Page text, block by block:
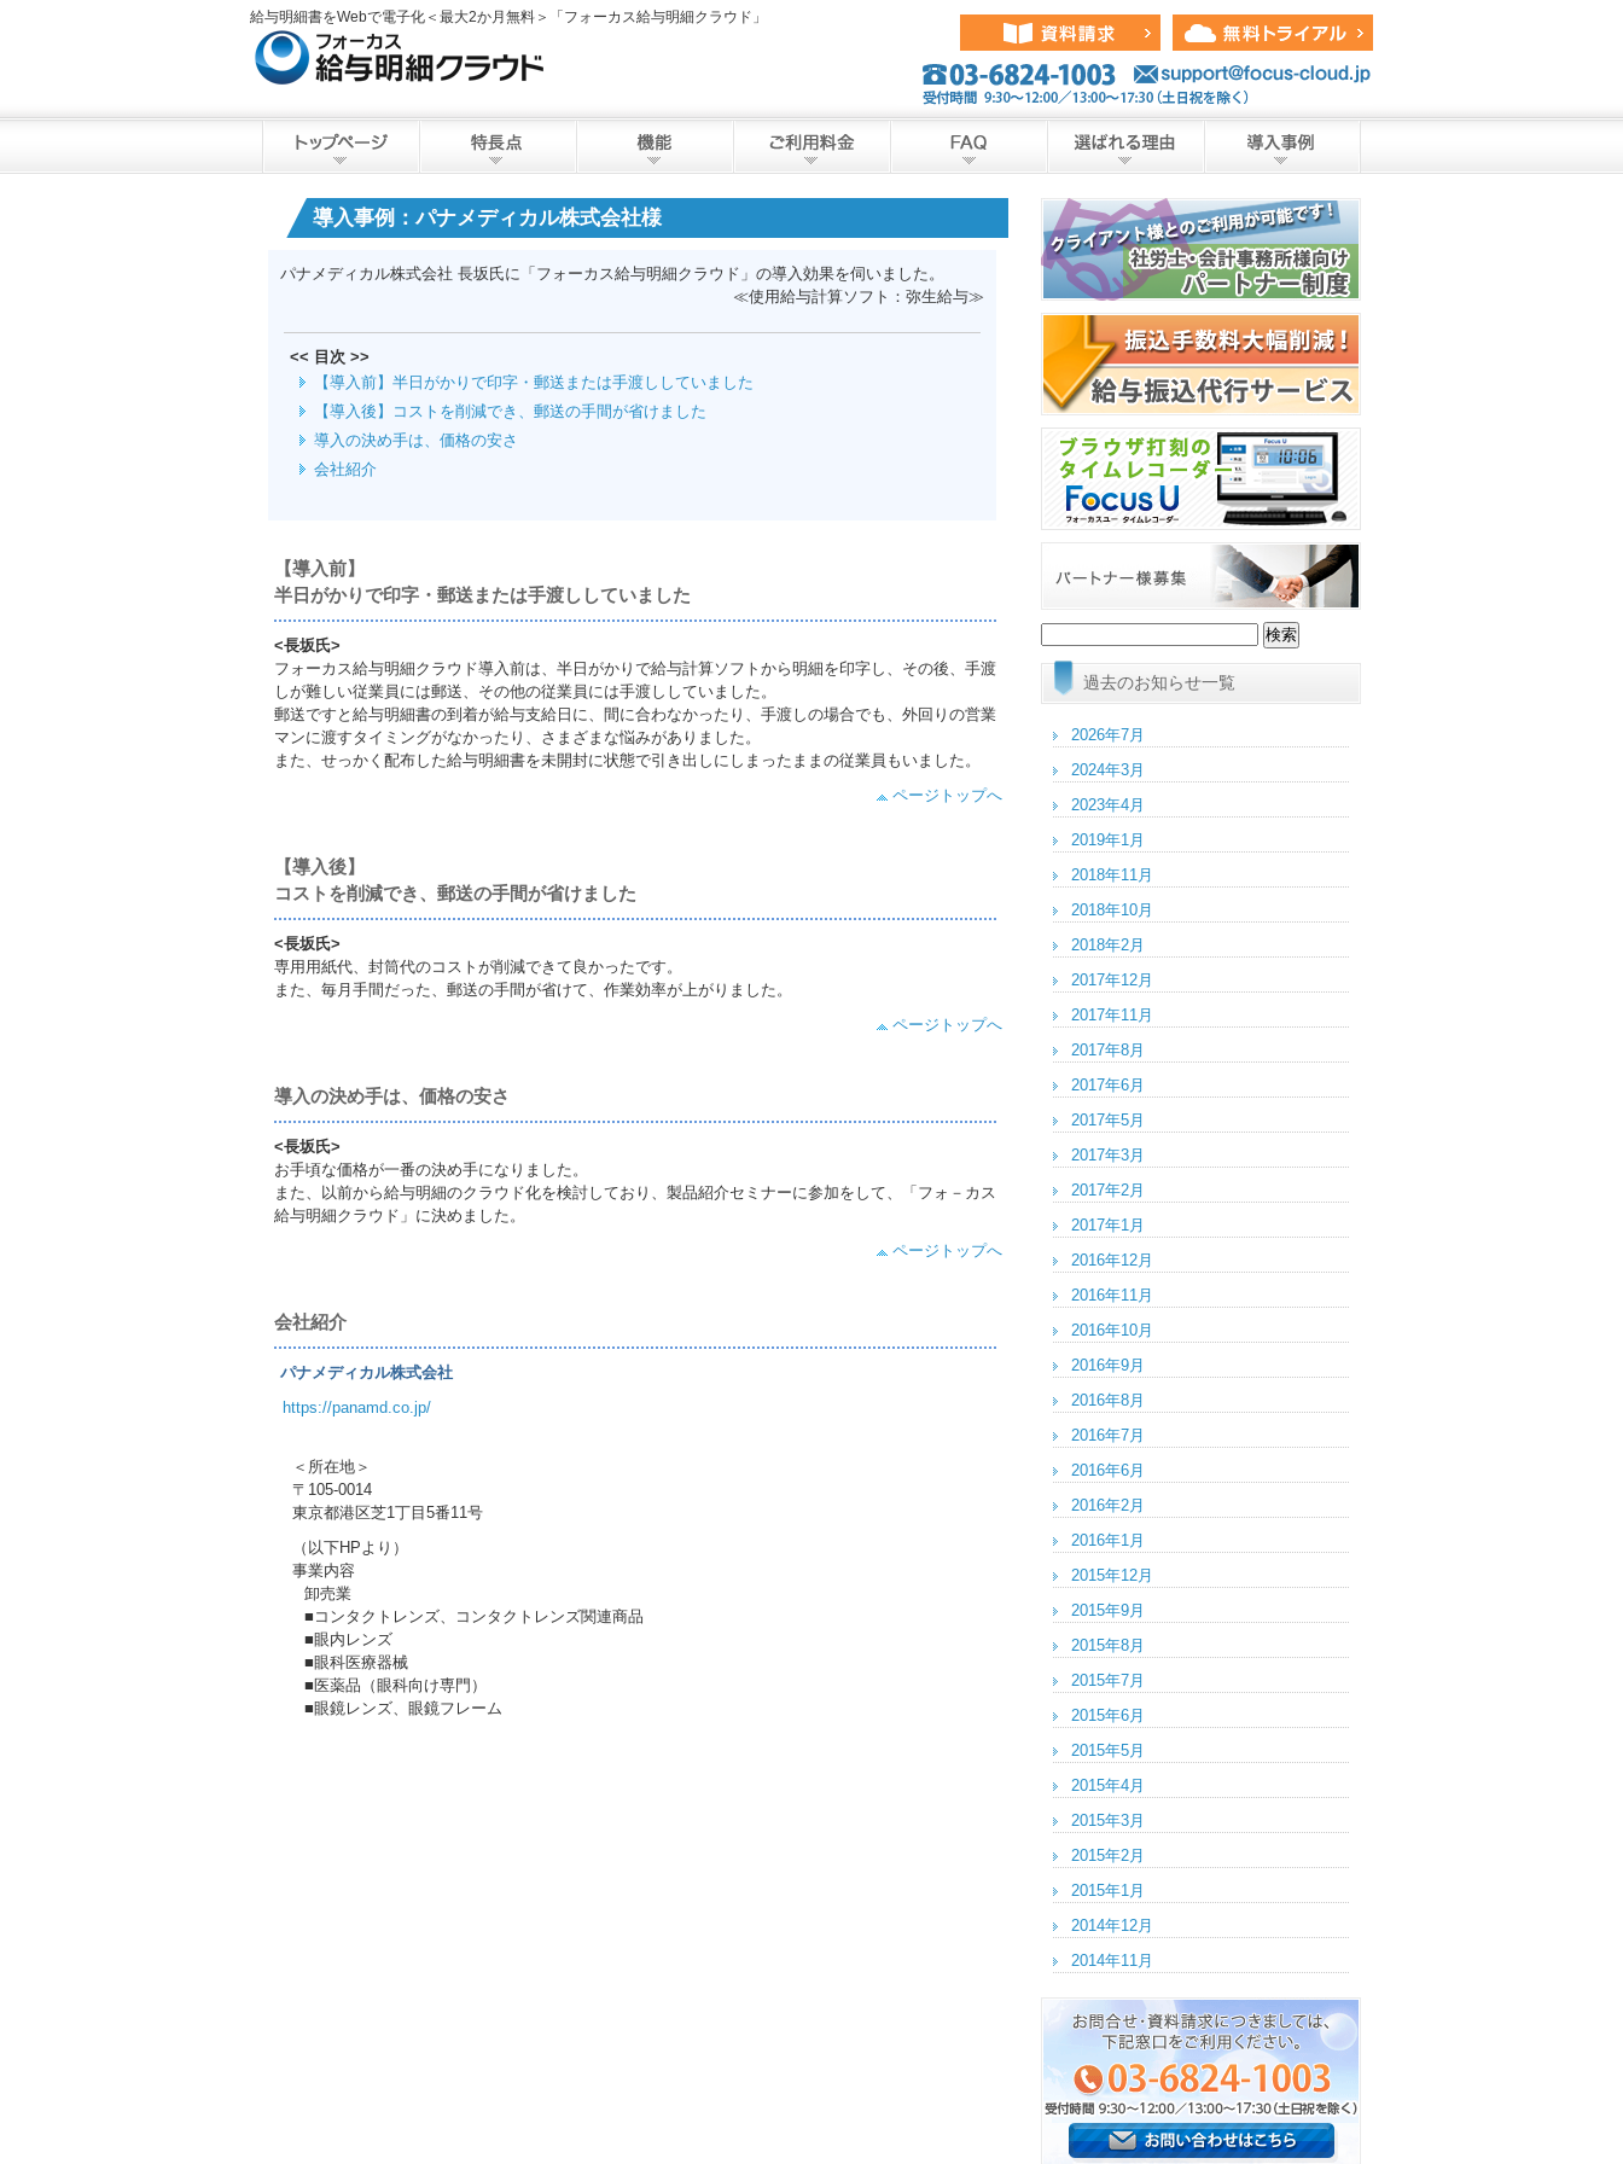
給与明細書をWebで電子化＜最大2か月無料＞「フォーカス給与明細クラウド」
導入事例：パナメディカル株式会社様
パナメディカル株式会社 長坂氏に「フォーカス給与明細クラウド」の導入効果を伺いました。
≪使用給与計算ソフト：弥生給与≫
<< 目次 >>
【導入前】半日がかりで印字・郵送または手渡ししていました
【導入後】コストを削減でき、郵送の手間が省けました
導入の決め手は、価格の安さ
会社紹介
【導入前】
半日がかりで印字・郵送または手渡ししていました
<長坂氏>
フォーカス給与明細クラウド導入前は、半日がかりで給与計算ソフトから明細を印字し、その後、手渡
しが難しい従業員には郵送、その他の従業員には手渡ししていました。
郵送ですと給与明細書の到着が給与支給日に、間に合わなかったり、手渡しの場合でも、外回りの営業
マンに渡すタイミングがなかったり、さまざまな悩みがありました。
また、せっかく配布した給与明細書を未開封に状態で引き出しにしまったままの従業員もいました。
ページトップへ
【導入後】
コストを削減でき、郵送の手間が省けました
<長坂氏>
専用用紙代、封筒代のコストが削減できて良かったです。
また、毎月手間だった、郵送の手間が省けて、作業効率が上がりました。
ページトップへ
導入の決め手は、価格の安さ
<長坂氏>
お手頃な価格が一番の決め手になりました。
また、以前から給与明細のクラウド化を検討しており、製品紹介セミナーに参加をして、「フォ－カス
給与明細クラウド」に決めました。
ページトップへ
会社紹介
パナメディカル株式会社
https://panamd.co.jp/
＜所在地＞
〒105-0014
東京都港区芝1丁目5番11号
（以下HPより）
事業内容
卸売業
■コンタクトレンズ、コンタクトレンズ関連商品
■眼内レンズ
■眼科医療器械
■医薬品（眼科向け専門）
■眼鏡レンズ、眼鏡フレーム
過去のお知らせ一覧
2026年7月
2024年3月
2023年4月
2019年1月
2018年11月
2018年10月
2018年2月
2017年12月
2017年11月
2017年8月
2017年6月
2017年5月
2017年3月
2017年2月
2017年1月
2016年12月
2016年11月
2016年10月
2016年9月
2016年8月
2016年7月
2016年6月
2016年2月
2016年1月
2015年12月
2015年9月
2015年8月
2015年7月
2015年6月
2015年5月
2015年4月
2015年3月
2015年2月
2015年1月
2014年12月
2014年11月